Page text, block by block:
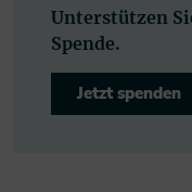
Unterstützen
Spende.
Jetzt spenden